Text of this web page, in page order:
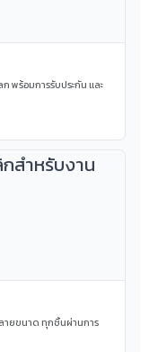
พร้อมการรับประกัน และ
ายขนาด ทุกชิ้นผ่านการ